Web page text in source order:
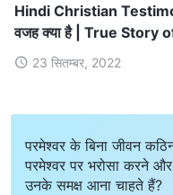
Hindi Christian
वजह क्या है | True Story
23 सितम्बर, 2022
परमेश्वर के बिना जीवन
परमेश्वर पर भरोसा करने
उनके समक्ष आना चाहते हैं?